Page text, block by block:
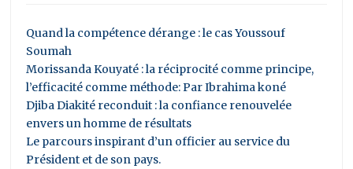
Quand la compétence dérange : le cas Youssouf
Soumah
Morissanda Kouyaté : la réciprocité comme principe,
l’efficacité comme méthode: Par Ibrahima koné
Djiba Diakité reconduit : la confiance renouvelée
envers un homme de résultats
Le parcours inspirant d’un officier au service du
Président et de son pays.